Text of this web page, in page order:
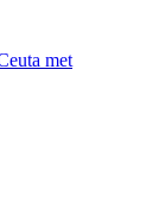
met